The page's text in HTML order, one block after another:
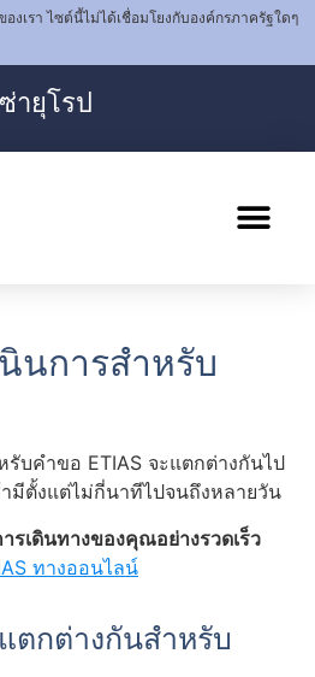
เรา ไซต์นี้ไม่ได้เชื่อมโยงกับองค์กรภาครัฐใดๆ
ายุโรป
นินการสำหรับ
รับคำขอ ETIAS จะแตกต่างกันไป
ตั้งแต่ไม่กี่นาทีไปจนถึงหลายวัน
รเดินทางของคุณอย่างรวดเร็ว
ทางออนไลน์
ตกต่างกันสำหรับ